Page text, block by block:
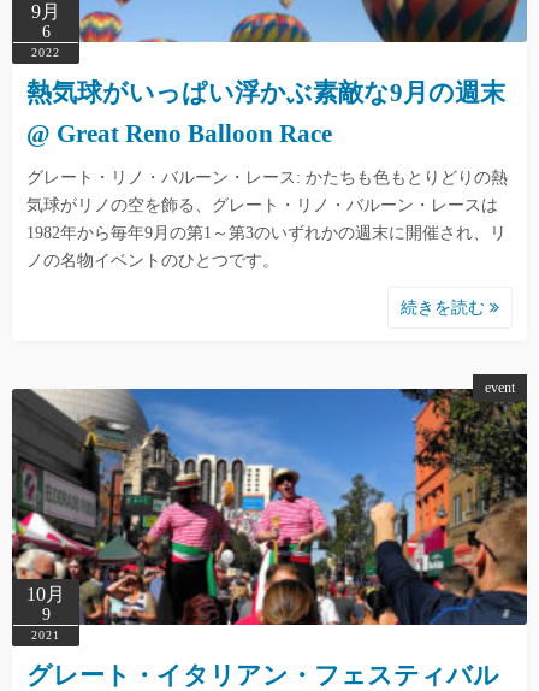
9月
6
2022
熱気球がいっぱい浮かぶ素敵な9月の週末
@ Great Reno Balloon Race
グレート・リノ・バルーン・レース: かたちも色もとりどりの熱
気球がリノの空を飾る、グレート・リノ・バルーン・レースは
1982年から毎年9月の第1～第3のいずれかの週末に開催され、リ
ノの名物イベントのひとつです。
続きを読む
event
10月
9
2021
グレート・イタリアン・フェスティバル